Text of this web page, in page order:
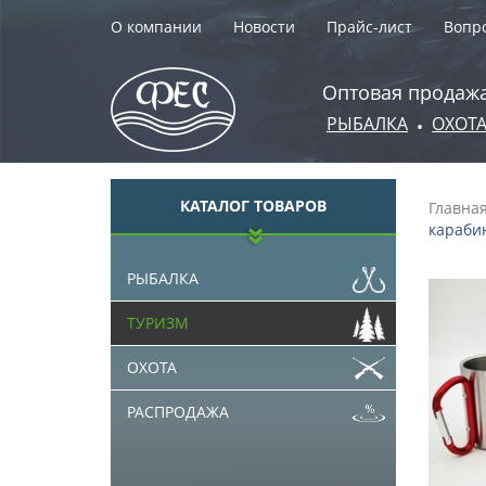
О компании Новости Прайс-лист
Оптовая
РЫБАЛКА • ОХОТА
КАТАЛОГ ТОВАРОВ
РЫБАЛКА
ТУРИЗМ
ОХОТА
РАСПРОДАЖА
Главная